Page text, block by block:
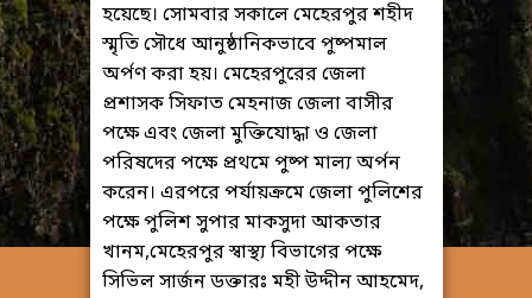
হয়েছে। সোমবার সকালে মেহেরপুর শহীদ
স্মৃতি সৌধে আনুষ্ঠানিকভাবে পুষ্পমাল
অর্পণ করা হয়। মেহেরপুরের জেলা
প্রশাসক সিফাত মেহনাজ জেলা বাসীর
পক্ষে এবং জেলা মুক্তিযোদ্ধা ও জেলা
পরিষদের পক্ষে প্রথমে পুষ্প মাল্য অর্পন
করেন। এরপরে পর্যায়ক্রমে জেলা পুলিশের
পক্ষে পুলিশ সুপার মাকসুদা আকতার
খানম,মেহেরপুর স্বাস্থ্য বিভাগের পক্ষে
সিভিল সার্জন ডক্তারঃ মহী উদ্দীন আহমেদ,